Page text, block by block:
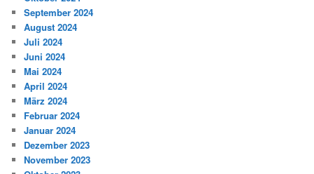
September 2024
August 2024
Juli 2024
Juni 2024
Mai 2024
April 2024
März 2024
Februar 2024
Januar 2024
Dezember 2023
November 2023